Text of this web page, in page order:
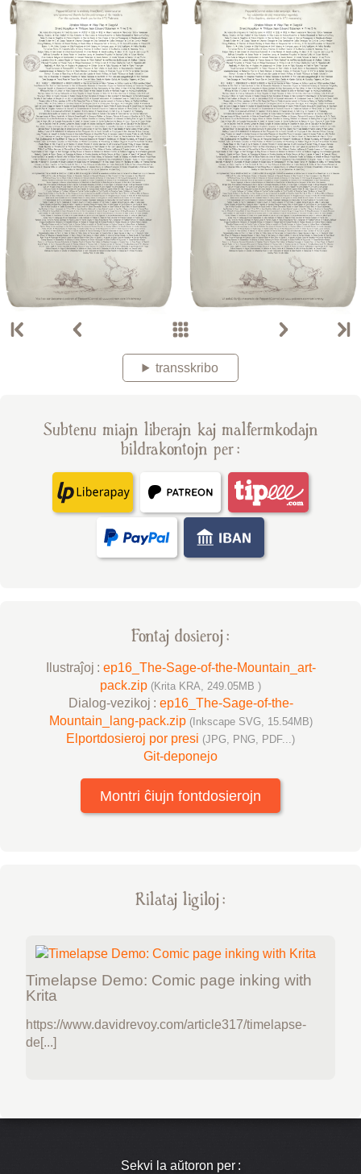
transskribo
Subtenu miajn liberajn kaj malfermkodajn
bildrakontojn per :
Fontaj dosieroj :
Ilustraĵoj : ep16_The-Sage-of-the-Mountain_art-
pack.zip (Krita KRA, 249.05MB )
Dialog-vezikoj : ep16_The-Sage-of-the-
Mountain_lang-pack.zip (Inkscape SVG, 15.54MB)
Elportdosieroj por presi (JPG, PNG, PDF...)
Git-deponejo
Montri ĉiujn fontdosierojn
Rilataj ligiloj :
Timelapse Demo: Comic page inking with
Krita
https://www.davidrevoy.com/article317/timelapse-
de[...]
Sekvi la aŭtoron per :